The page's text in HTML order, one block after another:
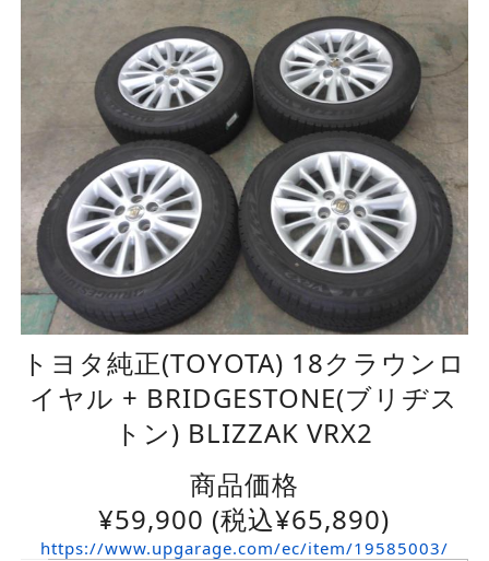
トヨタ純正(TOYOTA) 18クラウンロ
イヤル + BRIDGESTONE(ブリヂス
トン) BLIZZAK VRX2
商品価格
¥59,900 (税込¥65,890)
https://www.upgarage.com/ec/item/19585003/